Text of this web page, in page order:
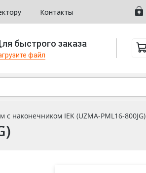
Контакты
быстрого заказа
файл
наконечником IEK (UZMA-PML16-800JG)